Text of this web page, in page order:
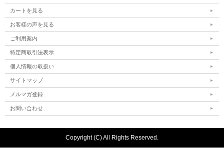
カートを見る
お客様の声を見る
ご利用案内
特定商取引法表示
個人情報の取扱い
サイトマップ
メルマガ登録
お問い合わせ
Copyright (C) All Rights Reserved.